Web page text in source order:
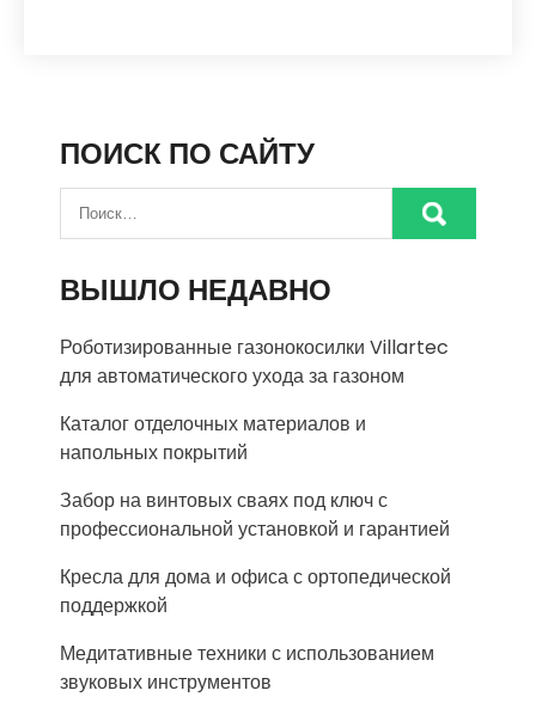
ПОИСК ПО САЙТУ
ВЫШЛО НЕДАВНО
Роботизированные газонокосилки Villartec
для автоматического ухода за газоном
Каталог отделочных материалов и
напольных покрытий
Забор на винтовых сваях под ключ с
профессиональной установкой и гарантией
Кресла для дома и офиса с ортопедической
поддержкой
Медитативные техники с использованием
звуковых инструментов